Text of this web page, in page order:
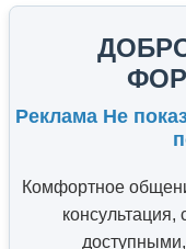
Реклама Не
Комфортное
консультация,